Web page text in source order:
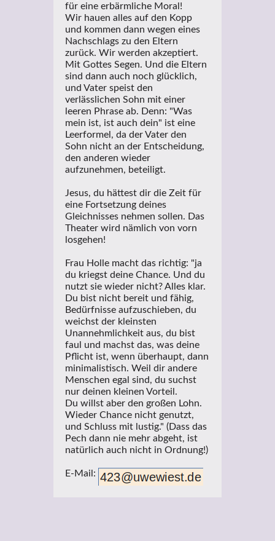
für eine erbärmliche Moral!
Wir hauen alles auf den Kopp
und kommen dann wegen eines
Nachschlags zu den Eltern
zurück. Wir werden akzeptiert.
Mit Gottes Segen. Und die Eltern
sind dann auch noch glücklich,
und Vater speist den
verlässlichen Sohn mit einer
leeren Phrase ab. Denn: "Was
mein ist, ist auch dein" ist eine
Leerformel, da der Vater den
Sohn nicht an der Entscheidung,
den anderen wieder
aufzunehmen, beteiligt.
Jesus, du hättest dir die Zeit für
eine Fortsetzung deines
Gleichnisses nehmen sollen. Das
Theater wird nämlich von vorn
losgehen!
Frau Holle macht das richtig: "ja
du kriegst deine Chance. Und du
nutzt sie wieder nicht? Alles klar.
Du bist nicht bereit und fähig,
Bedürfnisse aufzuschieben, du
weichst der kleinsten
Unannehmlichkeit aus, du bist
faul und machst das, was deine
Pflicht ist, wenn überhaupt, dann
minimalistisch. Weil dir andere
Menschen egal sind, du suchst
nur deinen kleinen Vorteil.
Du willst aber den großen Lohn.
Wieder Chance nicht genutzt,
und Schluss mit lustig." (Dass das
Pech dann nie mehr abgeht, ist
natürlich auch nicht in Ordnung!)
E-Mail: